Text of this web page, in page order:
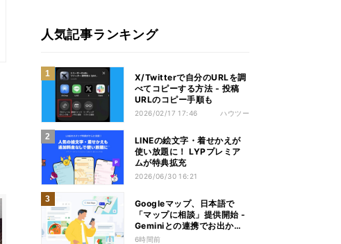
人気記事ランキング
X/Twitterで自分のURLを調
べてコピーする方法 - 投稿
URLのコピー手順も
2026/02/17 17:46 ハウツー
LINEの絵文字・着せかえが
使い放題に！ LYPプレミア
ムが特典拡充
2026/06/30 16:21
Googleマップ、日本語で
「マップに相談」提供開始 -
Geminiとの連携でお出かけ
計画をサポート
6時間前